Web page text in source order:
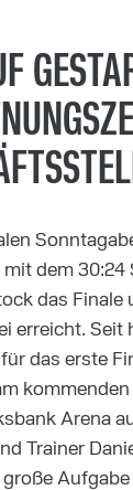
dem 30:24
das Finale
erreicht. Seit
das erste
Arena
Trainer